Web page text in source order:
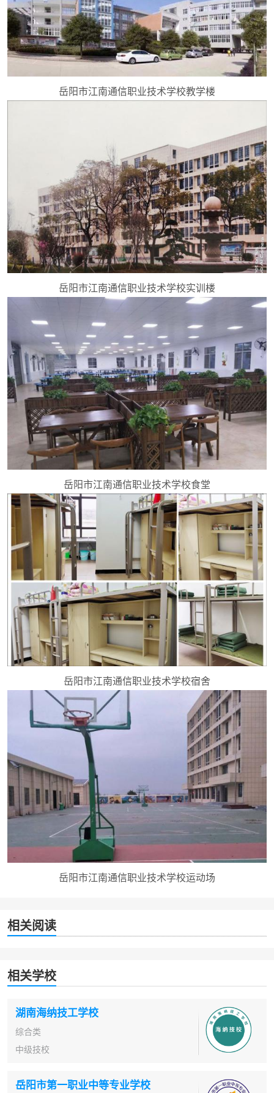
岳阳市江南通信职业技术学校教学楼
岳阳市江南通信职业技术学校实训楼
岳阳市江南通信职业技术学校食堂
岳阳市江南通信职业技术学校宿舍
岳阳市江南通信职业技术学校运动场
相关阅读
相关学校
湖南海纳技工学校
综合类
中级技校
岳阳市第一职业中等专业学校